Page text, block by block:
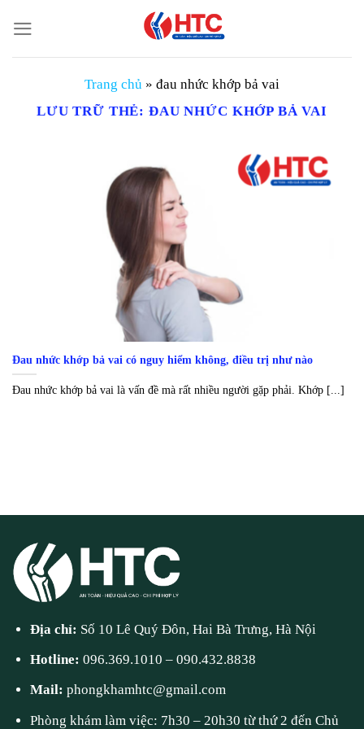
đến
nội
Trang chủ » đau nhức khớp bả vai
LƯU TRỮ THẺ:ĐAU NHỨC KHỚP BẢ VAI
Đau nhức khớp bả vai có nguy hiểm không, điều trị như nào
Đau nhức khớp bả vai là vấn đề mà rất nhiều người gặp phải. Khớp [...]
Địa chỉ: Số 10 Lê Quý Đôn, Hai Bà Trưng, Hà Nội
Hotline:096.369.1010 –090.432.8838
Mail:phongkhamhtc@gmail.com
Phòng khám làm việc: 7h30 – 20h30 từ thứ 2 đến Chủ